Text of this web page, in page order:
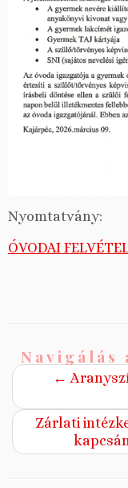
Nyomtatvány:
ÓVODAI
Navigálás
←
Zárlati